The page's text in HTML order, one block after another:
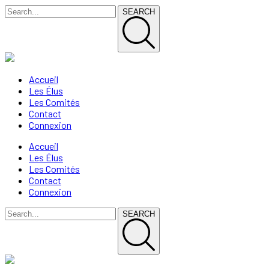
SEARCH
Accueil
Les Élus
Les Comités
Contact
Connexion
Accueil
Les Élus
Les Comités
Contact
Connexion
SEARCH